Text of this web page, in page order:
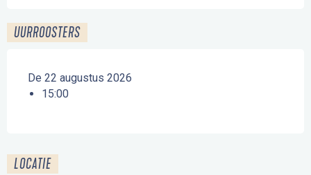
UURROOSTERS
De 22 augustus 2026
15:00
LOCATIE